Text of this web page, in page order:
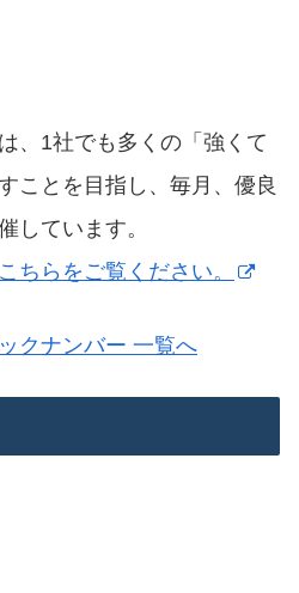
、1社でも多くの「強くて
ことを目指し、毎月、優良
しています。
ちらをご覧ください。
クナンバー 一覧へ